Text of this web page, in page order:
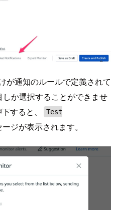
が通知のルールで定義されて
か選択することができませ
すると、
Test
ジが表示されます。